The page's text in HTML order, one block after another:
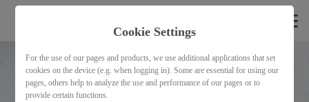
Cookie Settings
For the use of our pages and products, we use additional applications that set
cookies on the device (e.g. when logging in). Some are essential for using our
pages, others help to analyze the use and performance of our pages or to
provide certain functions.